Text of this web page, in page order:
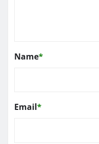
Name*
Email*